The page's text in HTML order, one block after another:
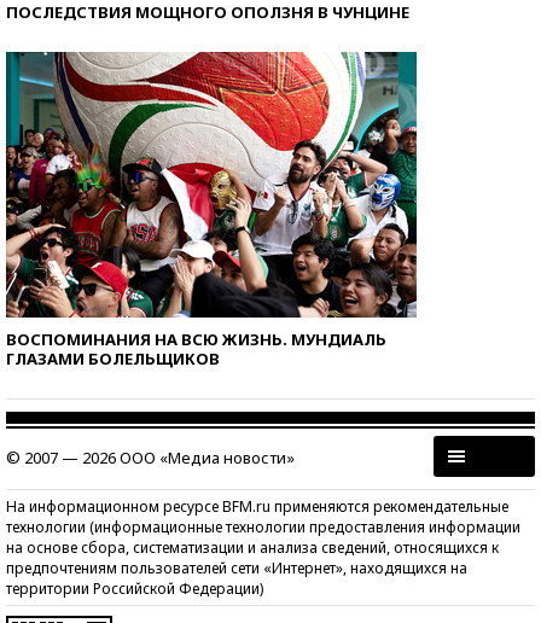
ПОСЛЕДСТВИЯ МОЩНОГО ОПОЛЗНЯ В ЧУНЦИНЕ
ВОСПОМИНАНИЯ НА ВСЮ ЖИЗНЬ. МУНДИАЛЬ
ГЛАЗАМИ БОЛЕЛЬЩИКОВ
© 2007 — 2026 ООО «Медиа новости»
На информационном ресурсе BFM.ru применяются рекомендательные
технологии (информационные технологии предоставления информации
на основе сбора, систематизации и анализа сведений, относящихся к
предпочтениям пользователей сети «Интернет», находящихся на
территории Российской Федерации)